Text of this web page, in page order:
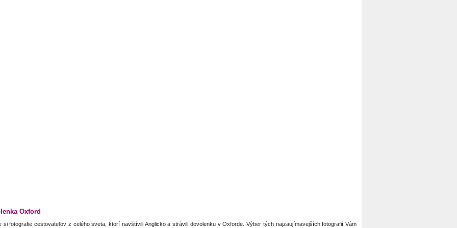
Oxford
si fotografie cestovateľov z celého sveta, ktorí navštívili Anglicko a strávili dovolenku v Oxforde. Výber tých najzaujímavejších fotografií Vám